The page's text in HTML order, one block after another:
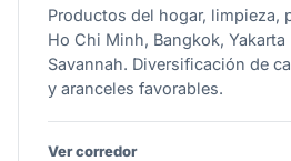
Productos del hogar, limpieza,
Ho Chi Minh, Bangkok,
Savannah. Diversificación de
y aranceles favorables.
Ver corredor